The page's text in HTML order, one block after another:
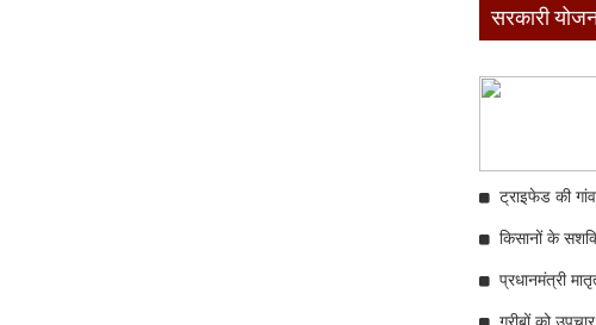
सरकारी
ट्राइफेड की
किसानों के
प्रधानमंत्री